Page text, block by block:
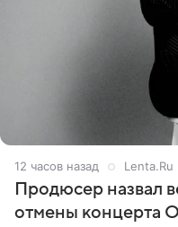
12 часов назад Lenta.Ru
Продюсер назвал
отмены концерта